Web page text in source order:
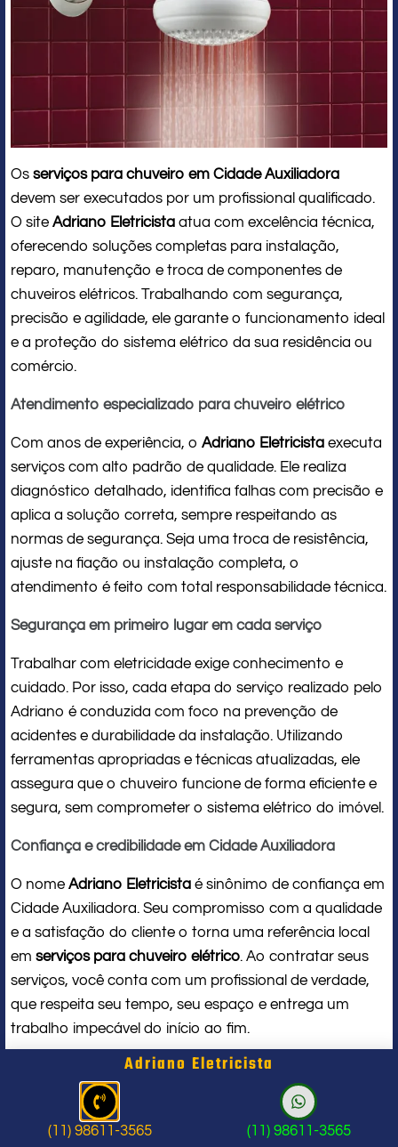
Os serviços para chuveiro em Cidade Auxiliadora
devem ser executados por um profissional qualificado.
O site Adriano Eletricista atua com excelência técnica,
oferecendo soluções completas para instalação,
reparo, manutenção e troca de componentes de
chuveiros elétricos. Trabalhando com segurança,
precisão e agilidade, ele garante o funcionamento ideal
e a proteção do sistema elétrico da sua residência ou
comércio.
Atendimento especializado para chuveiro elétrico
Com anos de experiência, o Adriano Eletricista executa
serviços com alto padrão de qualidade. Ele realiza
diagnóstico detalhado, identifica falhas com precisão e
aplica a solução correta, sempre respeitando as
normas de segurança. Seja uma troca de resistência,
ajuste na fiação ou instalação completa, o
atendimento é feito com total responsabilidade técnica.
Segurança em primeiro lugar em cada serviço
Trabalhar com eletricidade exige conhecimento e
cuidado. Por isso, cada etapa do serviço realizado pelo
Adriano é conduzida com foco na prevenção de
acidentes e durabilidade da instalação. Utilizando
ferramentas apropriadas e técnicas atualizadas, ele
assegura que o chuveiro funcione de forma eficiente e
segura, sem comprometer o sistema elétrico do imóvel.
Confiança e credibilidade em Cidade Auxiliadora
O nome Adriano Eletricista é sinônimo de confiança em
Cidade Auxiliadora. Seu compromisso com a qualidade
e a satisfação do cliente o torna uma referência local
em serviços para chuveiro elétrico. Ao contratar seus
serviços, você conta com um profissional de verdade,
que respeita seu tempo, seu espaço e entrega um
trabalho impecável do início ao fim.
Problema com chuveiro: sinais que
indicam a hora de chamar um
profissional
Adriano Eletricista
(11) 98611-3565 (11) 98611-3565